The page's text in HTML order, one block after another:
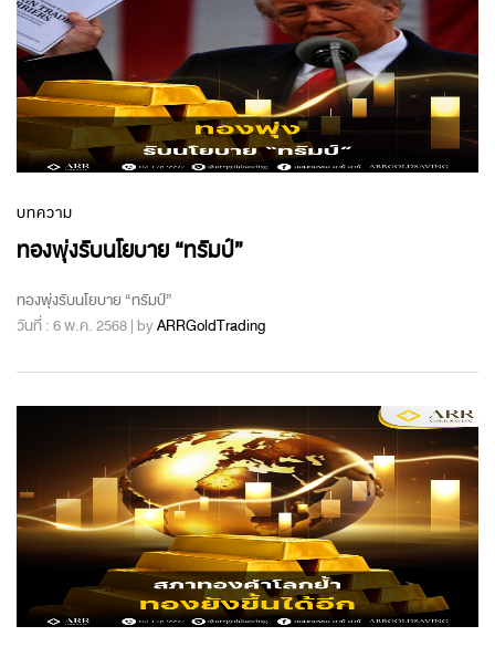
บทความ
ทองพุ่งรับนโยบาย “ทรัมป์”
ทองพุ่งรับนโยบาย “ทรัมป์”
วันที่ : 6 พ.ค. 2568 | byARRGoldTrading